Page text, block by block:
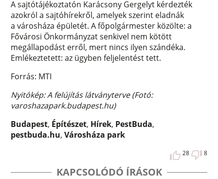
A sajtótájékoztatón Karácsony Gergelyt kérdezték
azokról a sajtóhírekről, amelyek szerint eladnák
a városháza épületét. A főpolgármester közölte: a
Fővárosi Önkormányzat senkivel nem kötött
megállapodást erről, mert nincs ilyen szándéka.
Emlékeztetett: az ügyben feljelentést tett.
Forrás: MTI
Nyitókép: A felújítás látványterve (Fotó:
varoshazapark.budapest.hu)
Budapest, Építészet, Hírek, PestBuda,
pestbuda.hu,Városháza park
28 8
KAPCSOLÓDÓ ÍRÁSOK